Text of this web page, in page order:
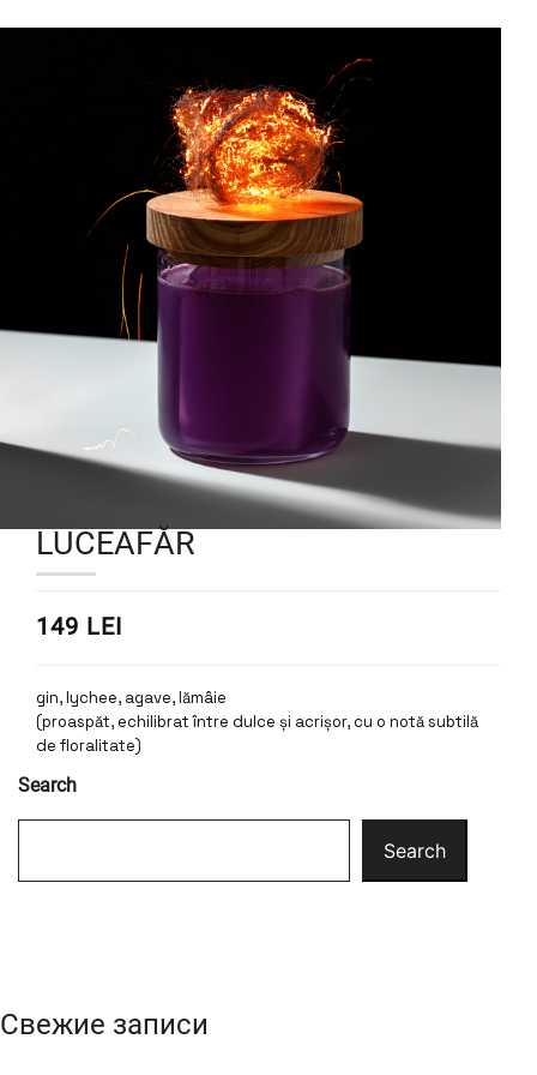
LUCEAFĂR
149 LEI
gin, lychee, agave, lămâie
(proaspăt, echilibrat între dulce și acrișor, cu o notă subtilă
de floralitate)
Search
Search
Свежие записи